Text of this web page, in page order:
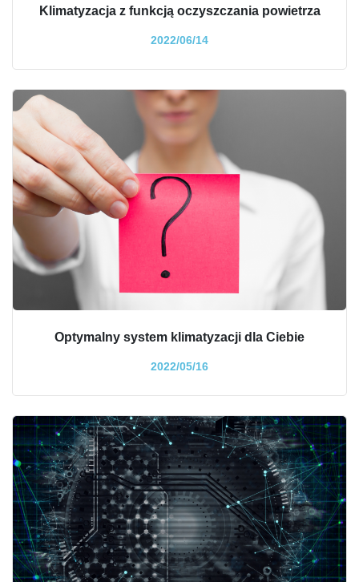
Klimatyzacja z funkcją oczyszczania powietrza
2022/06/14
Optymalny system klimatyzacji dla Ciebie
2022/05/16